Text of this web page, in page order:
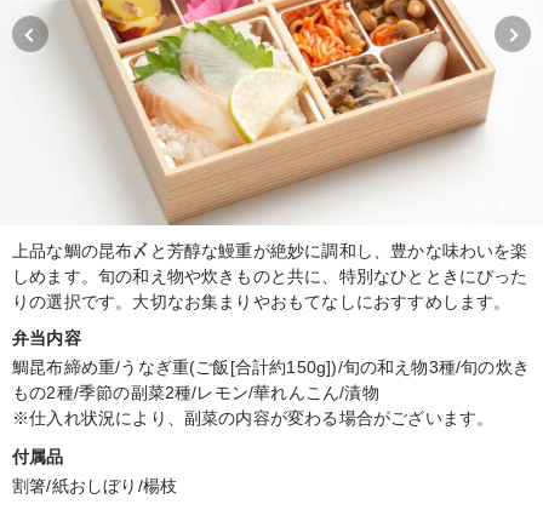
上品な鯛の昆布〆と芳醇な鰻重が絶妙に調和し、豊かな味わいを楽
しめます。旬の和え物や炊きものと共に、特別なひとときにぴった
りの選択です。大切なお集まりやおもてなしにおすすめします。
弁当内容
鯛昆布締め重/うなぎ重(ご飯[合計約150g])/旬の和え物3種/旬の炊き
もの2種/季節の副菜2種/レモン/華れんこん/漬物
※仕入れ状況により、副菜の内容が変わる場合がございます。
付属品
割箸/紙おしぼり/楊枝